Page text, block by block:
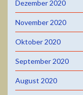
Dezember 2020
November 2020
Oktober 2020
September 2020
August 2020